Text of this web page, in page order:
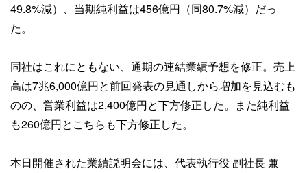
49.8%減）、当期純利益は456億円（同80.7%減）だっ
た。
同社はこれにともない、通期の連結業績予想を修正。売上
高は7兆6,000億円と前回発表の見通しから増加を見込むも
のの、営業利益は2,400億円と下方修正した。また純利益
も260億円とこちらも下方修正した。
本日開催された業績説明会には、代表執行役 副社長 兼